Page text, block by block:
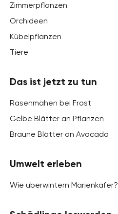
Zimmerpflanzen
Orchideen
Kübelpflanzen
Tiere
Das ist jetzt zu tun
Rasenmähen bei Frost
Gelbe Blätter an Pflanzen
Braune Blätter an Avocado
Umwelt erleben
Wie überwintern Marienkäfer?